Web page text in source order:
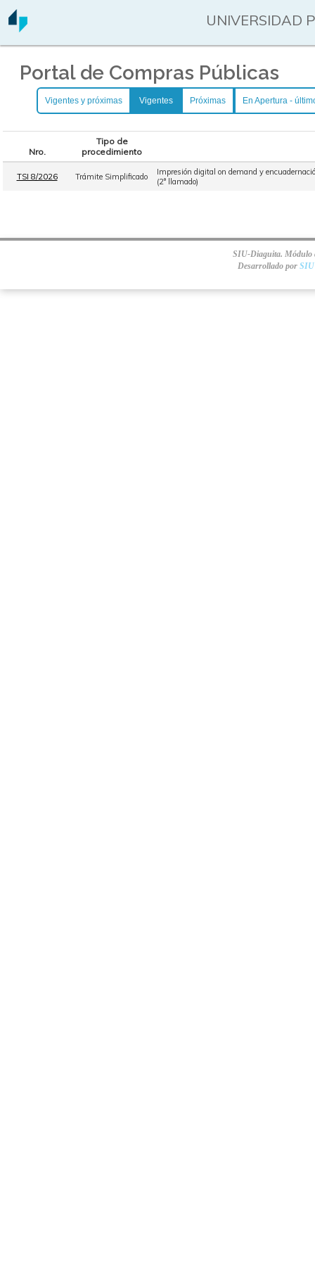
UNIVERSIDAD
Portal de Compras Públicas
Vigentes y próximas Vigentes Próximas En Apertura -
Nro.
Tipo de
procedimiento
TSI 8/2026 Trámite Simplificado
Impresión digital on demand y
(2° llamado)
SIU-Diaguita. Módulo
Desarrollado por SIU